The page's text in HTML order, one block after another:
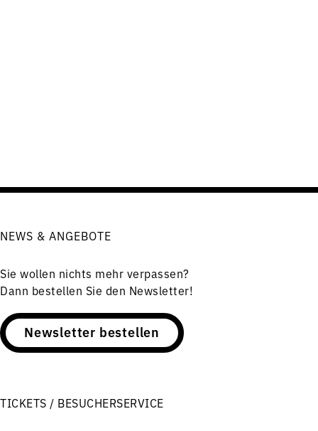
NEWS & ANGEBOTE
Sie wollen nichts mehr verpassen?
Dann bestellen Sie den Newsletter!
Newsletter bestellen
TICKETS / BESUCHERSERVICE